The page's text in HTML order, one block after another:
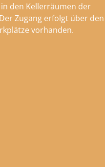
den Kellerräumen der
Zugang erfolgt über den
vorhanden.